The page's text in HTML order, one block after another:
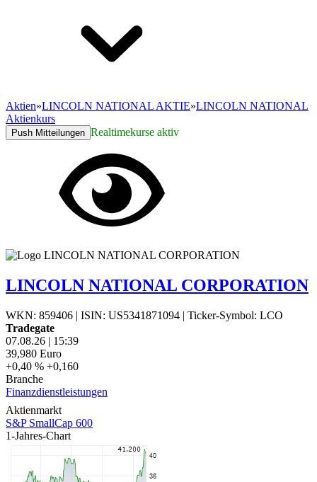
Aktien»LINCOLN NATIONAL AKTIE»LINCOLN NATIONAL
Aktienkurs
Push Mitteilungen Realtimekurse aktiv
LINCOLN NATIONAL CORPORATION
WKN: 859406 | ISIN: US5341871094 | Ticker-Symbol: LCO
Tradegate
07.08.26 | 15:39
39,980 Euro
+0,40 % +0,160
Branche
Finanzdienstleistungen
Aktienmarkt
S&P SmallCap 600
1-Jahres-Chart